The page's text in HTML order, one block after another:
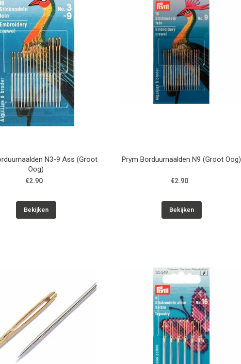
N3-9 Ass (Groot
Oog)
€2.90
Bekijken
Prym Borduurnaalden N9 (Groot Oog)
€2.90
Bekijken